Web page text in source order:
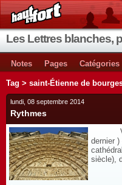
Les Lettres blanches,
Notes Pages Catégories
Tag > saint-Étienne de
lundi, 08 septembre 2014
Rythmes
dernier
siècle),